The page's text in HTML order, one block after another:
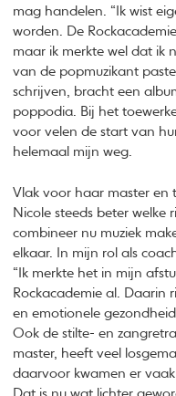
mag handelen. “Ik wist
worden. De
maar ik merkte wel dat ik
van de popmuzikant
schrijven, bracht een
poppodia. Bij het
voor velen de start van
helemaal mijn weg.
Vlak voor haar master en
Nicole steeds beter welke
combineer nu muziek
elkaar. In mijn rol als
“Ik merkte het in mijn
Rockacademie al. Daarin
en emotionele
Ook de stilte- en
master, heeft veel
daarvoor kwamen er vaak